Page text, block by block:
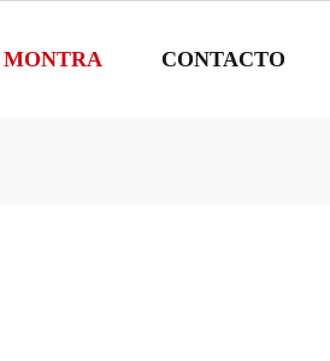
MONTRA CONTACTO